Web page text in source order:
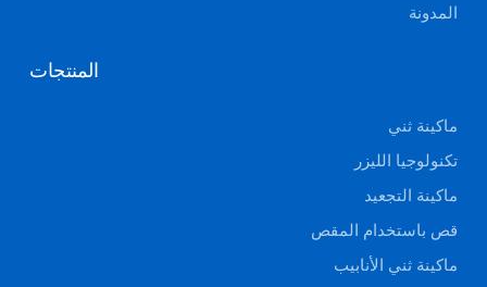
المدونة
المنتجات
ماكينة ثني
تكنولوجيا الليزر
ماكينة التجعيد
قص باستخدام المقص
ماكينة ثني الأنابيب